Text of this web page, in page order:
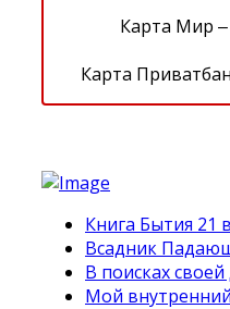
Карта Мир ‒
Карта
Книга Бытия 21
Всадник
В поисках
Мой